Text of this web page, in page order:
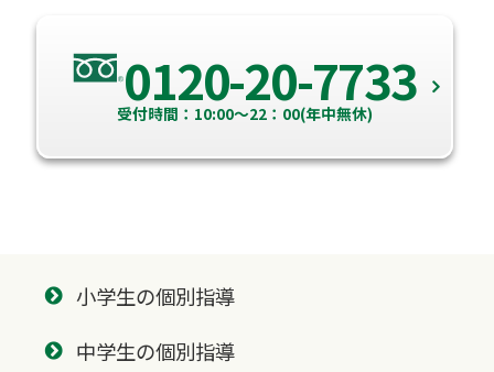
0120-20-7733
受付時間：10:00～22：00(年中無休)
小学生の個別指導
中学生の個別指導